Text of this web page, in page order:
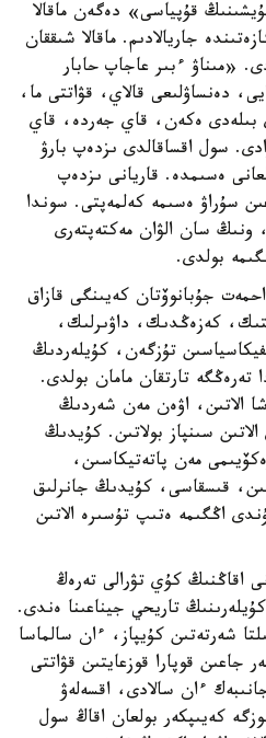
قۇپياسى» دەگەن ماقالا
جاريالادىم. ماقالا شىققان
«مىناۋ ءبىر عاجاپ حابار
دەنساۋلىعى قالاي، قۋاتتى ما،
بىلەدى ەكەن، قاي جەردە، قاي
سول اقساقالدى ىزدەپ بارۋ
ەسىمدە. قاريانى ىزدەپ
سۇراۋ ەسىمە كەلمەپتى. سوندا
ونىڭ سان الۋان مەكتەپتەرى
بولدى.
جۇبانوۆتان كەيىنگى قازاق
كەزەڭدىك، داۋىرلىك،
تۇزگەن، كۇيلەردىڭ
تەرەڭگە تارتقان مامان بولدى.
الاتىن، اۋەن مەن شەردىڭ
سىنپاز بولاتىن. كۇيدىڭ
مەن پاتەتيكاسىن،
قىسقاسى، كۇيدىڭ جانرلىق
اڭگىمە ەتىپ تۇسىرە الاتىن
اقاڭنىڭ كۇي تۋرالى تەرەڭ
كۇيلەرىنىڭ تاريحي جيناعىنا ەندى.
شەرتەتىن كۇيپاز، ءان سالماسا
جاعىن قوپارا قوزعايتىن قۋاتتى
ءان سالادى، اقسەلەۋ
كەيىپكەر بولعان اقاڭ سول